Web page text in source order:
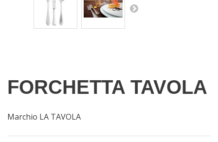
FORCHETTA TAVOLA
Marchio LA TAVOLA